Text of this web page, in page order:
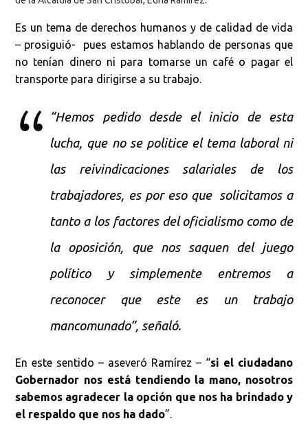
Es un tema de derechos humanos y de calidad de vida
– prosiguió- pues estamos hablando de personas que
no tenían dinero ni para tomarse un café o pagar el
transporte para dirigirse a su trabajo.
“Hemos pedido desde el inicio de esta
lucha, que no se politice el tema laboral ni
las reivindicaciones salariales de los
trabajadores, es por eso que solicitamos a
tanto a los factores del oficialismo como de
la oposición, que nos saquen del juego
político y simplemente entremos a
reconocer que este es un trabajo
mancomunado”, señaló.
En este sentido – aseveró Ramírez – “si el ciudadano
Gobernador nos está tendiendo la mano, nosotros
sabemos agradecer la opción que nos ha brindado y
el respaldo que nos ha dado”.